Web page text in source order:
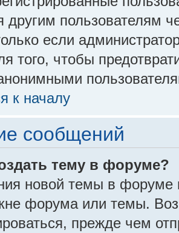
другим пользователям
если
того, чтобы
к началу
сообщений
тему в форуме?
новой темы в форуме
форума или темы.
прежде чем